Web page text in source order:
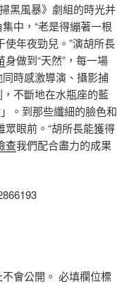
黑風暴》劇組的時光并
中，“老是得繃著一根
使年夜勁兒。”演胡所長
身做到“天然”，每一場
時感激導演、攝影捕
不斷地在水瓶座的藍
。到那些纖細的臉色和
眾眼前。“胡所長能獲得
查我們配合盡力的成果
會公開。 必填欄位標